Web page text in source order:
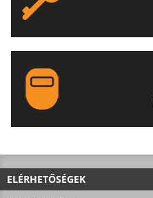
ELÉRHETŐSÉGEK